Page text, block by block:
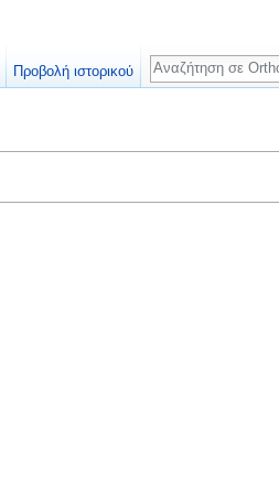
Προβολή ιστορικού
Αναζήτηση